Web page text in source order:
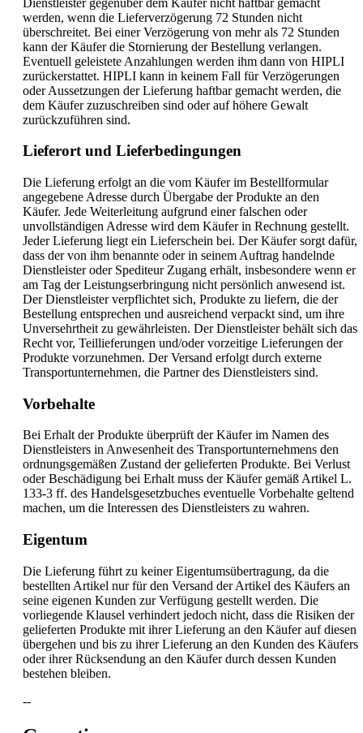
werden, wenn die Lieferverzögerung 72 Stunden nicht
überschreitet. Bei einer Verzögerung von mehr als 72 Stunden
kann der Käufer die Stornierung der Bestellung verlangen.
Eventuell geleistete Anzahlungen werden ihm dann von HIPLI
zurückerstattet. HIPLI kann in keinem Fall für Verzögerungen
oder Aussetzungen der Lieferung haftbar gemacht werden, die
dem Käufer zuzuschreiben sind oder auf höhere Gewalt
zurückzuführen sind.
Lieferort und Lieferbedingungen
Die Lieferung erfolgt an die vom Käufer im Bestellformular
angegebene Adresse durch Übergabe der Produkte an den
Käufer. Jede Weiterleitung aufgrund einer falschen oder
unvollständigen Adresse wird dem Käufer in Rechnung gestellt.
Jeder Lieferung liegt ein Lieferschein bei. Der Käufer sorgt dafür,
dass der von ihm benannte oder in seinem Auftrag handelnde
Dienstleister oder Spediteur Zugang erhält, insbesondere wenn er
am Tag der Leistungserbringung nicht persönlich anwesend ist.
Der Dienstleister verpflichtet sich, Produkte zu liefern, die der
Bestellung entsprechen und ausreichend verpackt sind, um ihre
Unversehrtheit zu gewährleisten. Der Dienstleister behält sich das
Recht vor, Teillieferungen und/oder vorzeitige Lieferungen der
Produkte vorzunehmen. Der Versand erfolgt durch externe
Transportunternehmen, die Partner des Dienstleisters sind.
Vorbehalte
Bei Erhalt der Produkte überprüft der Käufer im Namen des
Dienstleisters in Anwesenheit des Transportunternehmens den
ordnungsgemäßen Zustand der gelieferten Produkte. Bei Verlust
oder Beschädigung bei Erhalt muss der Käufer gemäß Artikel L.
133-3 ff. des Handelsgesetzbuches eventuelle Vorbehalte geltend
machen, um die Interessen des Dienstleisters zu wahren.
Eigentum
Die Lieferung führt zu keiner Eigentumsübertragung, da die
bestellten Artikel nur für den Versand der Artikel des Käufers an
seine eigenen Kunden zur Verfügung gestellt werden. Die
vorliegende Klausel verhindert jedoch nicht, dass die Risiken der
gelieferten Produkte mit ihrer Lieferung an den Käufer auf diesen
übergehen und bis zu ihrer Lieferung an den Kunden des Käufers
oder ihrer Rücksendung an den Käufer durch dessen Kunden
bestehen bleiben.
--